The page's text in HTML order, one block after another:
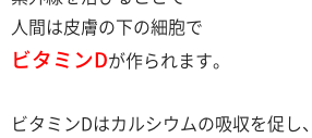
人間は皮膚の下の細胞で
ビタミンDが作られます。
ビタミンDはカルシウムの吸収を促し、